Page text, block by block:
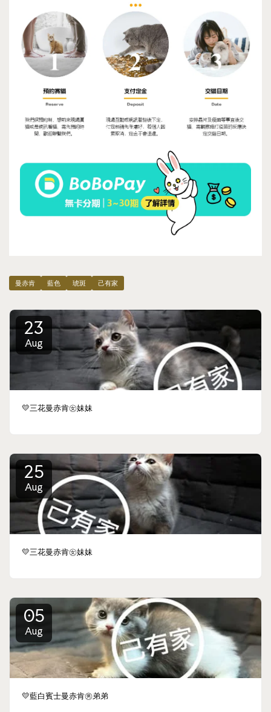
曼赤肯 藍色 琥斑 己有家
23
Aug
💛三花曼赤肯㊛妹妹
25
Aug
💛三花曼赤肯㊛妹妹
05
Aug
💛藍白賓士曼赤肯㊚弟弟